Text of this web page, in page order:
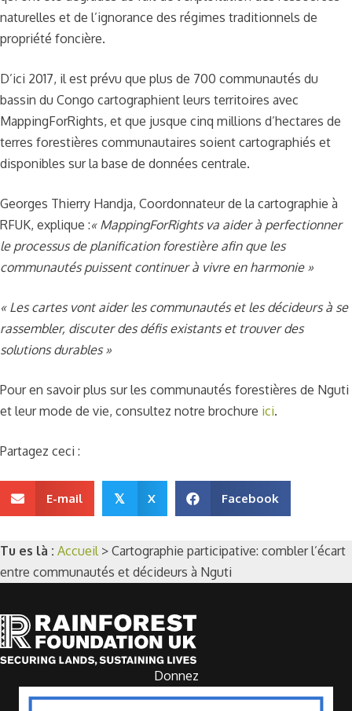
naturelles et de l’ignorance des régimes traditionnels de
propriété foncière.
D’ici 2017, il est prévu que plus de 700 communautés du
bassin du Congo cartographient leurs territoires avec
MappingForRights, et que jusque cinq millions d’hectares de
terres forestières communautaires soient cartographiés et
disponibles sur la base de données centrale.
Georges Thierry Handja, Coordonnateur de la cartographie à
RFUK, explique :« MappingForRights va aider à perfectionner
le processus de planification forestière afin que les
communautés puissent continuer à vivre en harmonie »
« Les cartes vont aider les communautés et les décideurs à se
rassembler, discuter des défis existants et trouver des
solutions durables »
Pour en savoir plus sur les communautés forestières de Nguti
et leur mode de vie, consultez notre brochure ici.
Partagez ceci :
E-mail 𝕏 X Facebook
Tu es là : Accueil> Cartographie participative: combler l’écart
entre communautés et décideurs à Nguti
Donnez